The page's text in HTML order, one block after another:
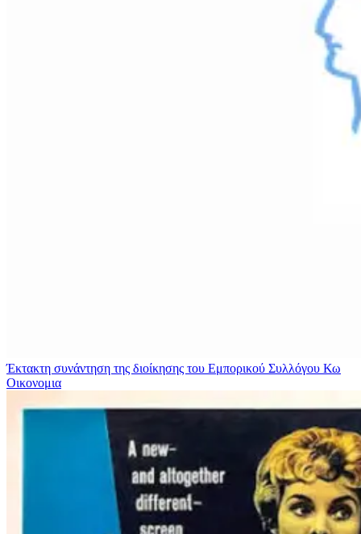
Έκτακτη συνάντηση της διοίκησης του Εμπορικού Συλλόγου Κω
Οικονομια